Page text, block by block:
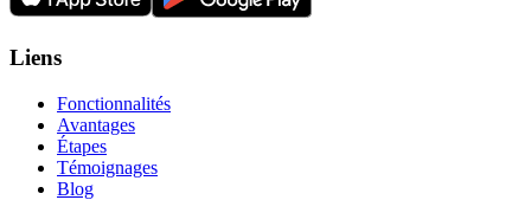
Liens
Fonctionnalités
Avantages
Étapes
Témoignages
Blog